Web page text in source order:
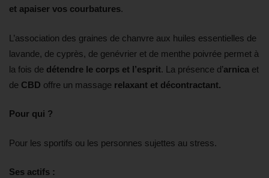
et apaiser vos courbatures.
L’association des graines de chanvre aux huiles essentielles de
lavande, de cyprès, de genévrier et de menthe poivrée permet à
la fois de détendre le corps et l’esprit. La présence d’arnica et
de CBD offre un massage relaxant et décontractant.
Pour qui ?
Pour les sportifs ou les personnes sujettes au stress.
Ses actifs :